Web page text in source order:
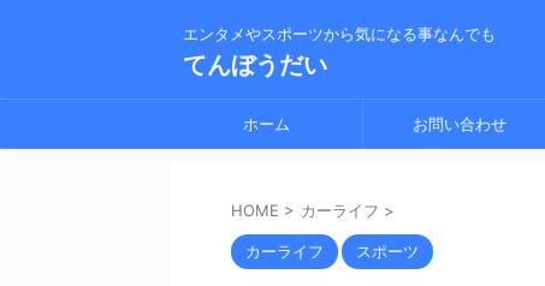
エンタメやスポーツから気になる事なんでも
てんぼうだい
ホーム お問い合わせ
HOME > カーライフ >
カーライフ スポーツ